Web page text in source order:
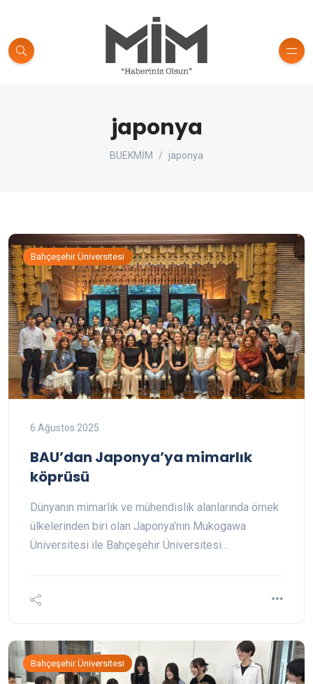
japonya
BUEKMİM japonya
Bahçeşehir Üniversitesi
6 Ağustos 2025
BAU’dan Japonya’ya mimarlık
köprüsü
Dünyanın mimarlık ve mühendislik alanlarında örnek
ülkelerinden biri olan Japonya’nın Mukogawa
Üniversitesi ile Bahçeşehir Üniversitesi…
Bahçeşehir Üniversitesi